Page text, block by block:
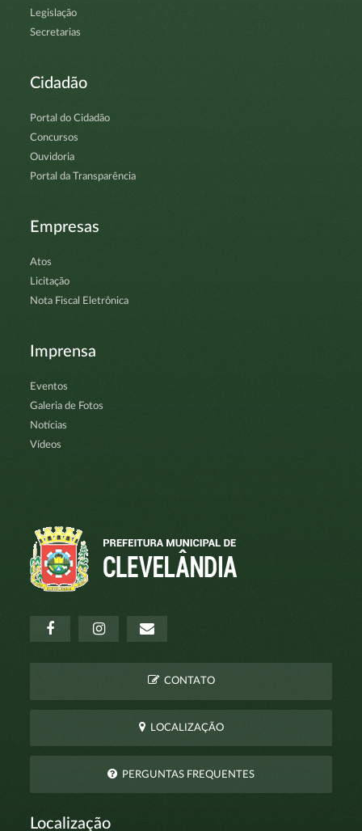
Legislação
Secretarias
Cidadão
Portal do Cidadão
Concursos
Ouvidoria
Portal da Transparência
Empresas
Atos
Licitação
Nota Fiscal Eletrônica
Imprensa
Eventos
Galeria de Fotos
Notícias
Vídeos
CONTATO
LOCALIZAÇÃO
PERGUNTAS FREQUENTES
Localização